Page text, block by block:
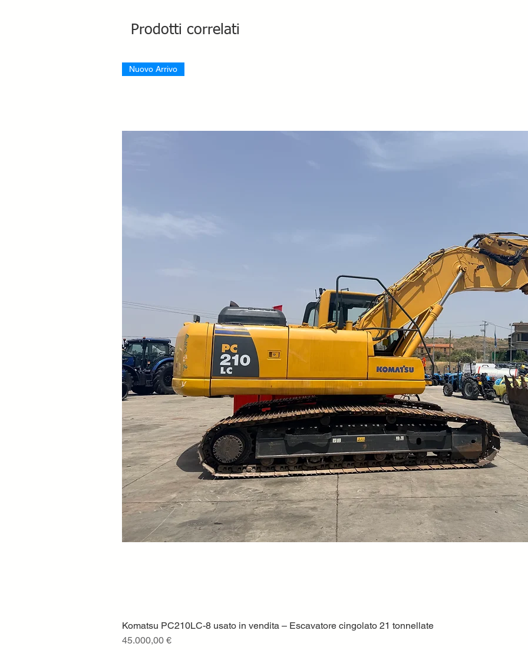
Prodotti correlati
Vista rapida
Nuovo Arrivo
Komatsu PC210LC-8 usato in vendita – Escavatore cingolato 21 tonnellate
Prezzo
45.000,00 €